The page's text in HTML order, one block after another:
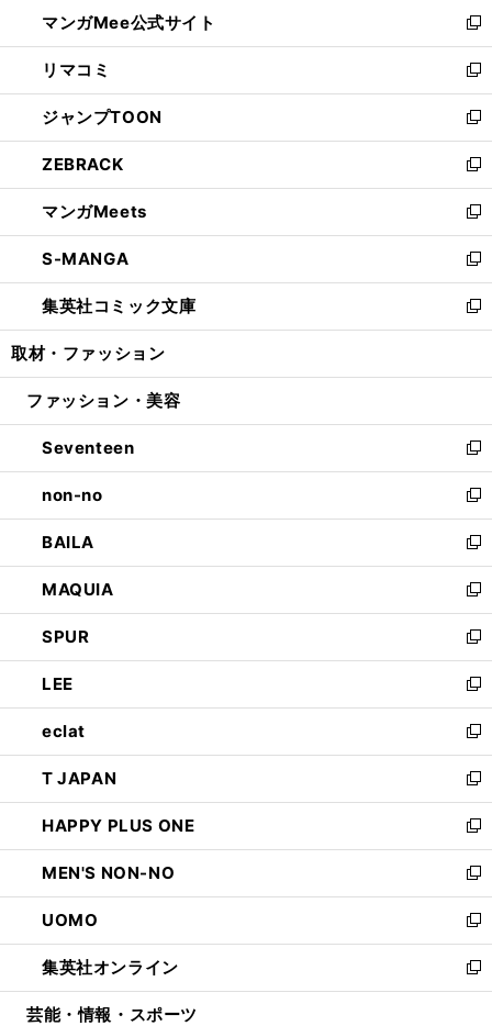
く
ド
ウ
で
開
く
ィ
ン
ド
ウ
で
開
く
い
ウ
ィ
ン
ド
ウ
で
開
く
マンガMee公式サイト
新
し
い
ウ
ィ
ン
ド
ウ
で
開
く
リマコミ
新
し
い
ウ
ィ
ン
ド
ウ
で
開
く
ジャンプTOON
新
し
い
ウ
ィ
ン
ド
ウ
で
開
ZEBRACK
新
し
い
ウ
ィ
ン
ド
ウ
開
マンガMeets
新
し
い
ウ
ィ
ン
ウ
開
く
S-MANGA
新
し
い
ウ
ン
ウ
で
開
く
集英社コミック文庫
新
し
ウ
ン
ド
ウ
で
開
く
取材・ファッション
ファッション・美容
Seventeen
新
し
い
ウ
ィ
ン
ド
ウ
で
開
く
non-no
新
し
い
ウ
ィ
ン
ド
ウ
で
開
く
BAILA
新
し
い
ウ
ィ
ン
ド
ウ
で
開
く
MAQUIA
新
し
い
ウ
ィ
ン
ド
ウ
で
開
く
SPUR
新
し
い
ウ
ィ
ン
ド
ウ
で
開
く
LEE
新
し
い
ウ
ィ
ン
ド
ウ
で
開
く
eclat
新
し
い
ウ
ィ
ン
ド
ウ
で
開
く
T JAPAN
新
し
い
ウ
ィ
ン
ド
ウ
で
開
HAPPY PLUS ONE
新
し
い
ウ
ィ
ン
ド
ウ
MEN'S NON-NO
新
し
い
ウ
ィ
ン
UOMO
新
し
い
ウ
集英社オンライン
新
し
芸能・情報・スポーツ